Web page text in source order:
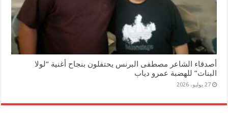
أصدقاء الشاعر مصطفى البرنس يحتفلون بنجاح أغنية “لولا
البنات” للهضبة عمرو دياب
27 يوليو، 2026